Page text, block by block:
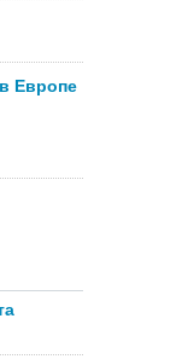
Европе